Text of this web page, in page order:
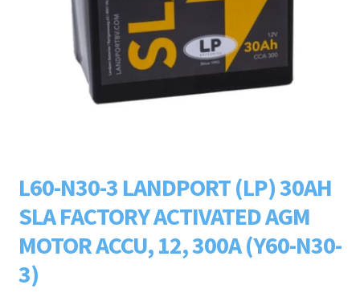
LADERS & ACCESSOIRES
L60-N30-3 LANDPORT (LP) 30AH
SLA FACTORY ACTIVATED AGM
MOTOR ACCU, 12, 300A (Y60-N30-
3)